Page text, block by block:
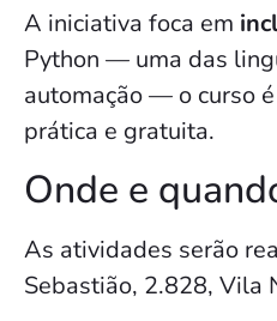
A iniciativa foca em
Python — uma das
automação — o curso
prática e gratuita.
Onde e
As atividades serão
Sebastião, 2.828, Vila